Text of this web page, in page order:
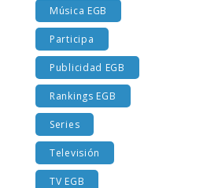
Música EGB
Participa
Publicidad EGB
Rankings EGB
Series
Televisión